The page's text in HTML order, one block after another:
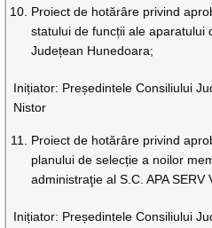
Proiect de hotărâre privind
statului de funcții ale aparatului
Județean Hunedoara;
Inițiator: Președintele Consiliului
Nistor
Proiect de hotărâre privind
planului de selecție a noilor
administraţie al S.C. APA SERV
Inițiator: Președintele Consiliului